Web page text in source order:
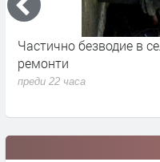
Жители на Жълти
знак на протест
преди 23 часа